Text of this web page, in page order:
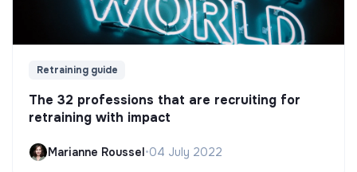
Retraining guide
The 32 professions that are recruiting for
retraining with impact
Marianne Roussel•04 July 2022